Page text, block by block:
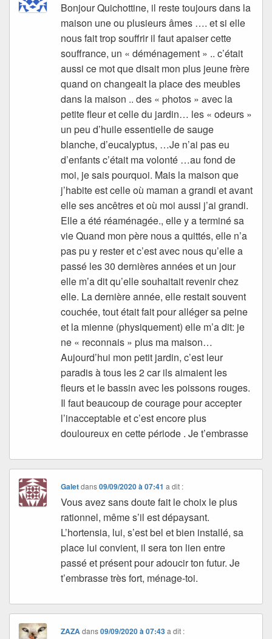
Bonjour Quichottine, il reste toujours dans la
maison une ou plusieurs âmes …. et si elle
nous fait trop souffrir il faut apaiser cette
souffrance, un « déménagement » .. c’était
aussi ce mot que disait mon plus jeune frère
quand on changeait la place des meubles
dans la maison .. des « photos » avec la
petite fleur et celle du jardin… les « odeurs »
un peu d’huile essentielle de sauge
blanche, d’eucalyptus, …Je n’ai pas eu
d’enfants c’était ma volonté …au fond de
moi, je sais pourquoi. Mais la maison que
j’habite est celle où maman a grandi et avant
elle ses ancêtres et où moi aussi j’ai grandi.
Elle a été réaménagée., elle y a terminé sa
vie Quand mon père nous a quittés, elle n’a
pas pu y rester et c’est avec nous qu’elle a
passé les 30 dernières années et un jour
elle m’a dit qu’elle souhaitait revenir chez
elle. La dernière année, elle restait souvent
couchée, tout était fait pour alléger sa peine
et la mienne (physiquement) elle m’a dit: je
ne « reconnais » plus ma maison…
Aujourd’hui mon petit jardin, c’est leur
paradis à tous les 2 car ils aimaient les
fleurs et le bassin avec les poissons rouges.
Il faut beaucoup de courage pour accepter
l’inacceptable et c’est encore plus
douloureux en cette période . Je t’embrasse
Galetdans09/09/2020 à 07:41 a dit :
Vous avez sans doute fait le choix le plus
rationnel, même s’il est dépaysant.
L’hortensia, lui, s’est bel et bien installé, sa
place lui convient, il sera ton lien entre
passé et présent pour adoucir ton futur. Je
t’embrasse très fort, ménage-toi.
ZAZAdans09/09/2020 à 07:43 a dit :